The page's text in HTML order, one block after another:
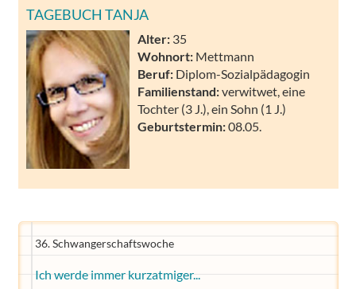
TAGEBUCH TANJA
Alter: 35
Wohnort: Mettmann
Beruf: Diplom-Sozialpädagogin
Familienstand:verwitwet, eine
Tochter (3 J.), ein Sohn (1 J.)
Geburtstermin:08.05.
36. Schwangerschaftswoche
Ich werde immer kurzatmiger...